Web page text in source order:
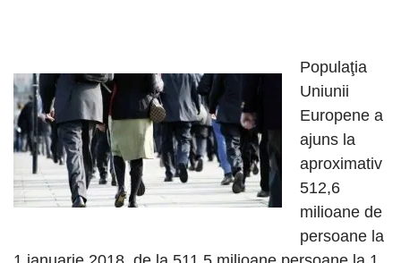
Populaţia
Uniunii
Europene a
ajuns la
aproximativ
512,6
milioane de
persoane la